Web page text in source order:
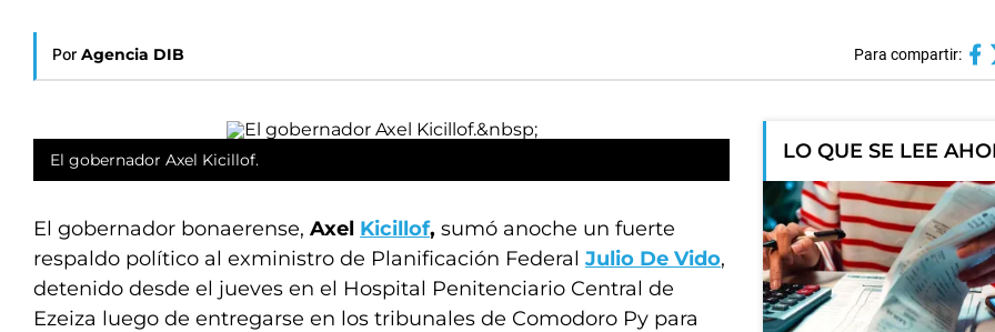
Por Agencia DIB Para compartir:
El gobernador Axel Kicillof.
El gobernador bonaerense, Axel Kicillof, sumó anoche un fuerte
respaldo político al exministro de Planificación Federal Julio De Vido,
detenido desde el jueves en el Hospital Penitenciario Central de
Ezeiza luego de entregarse en los tribunales de Comodoro Py para
LO QUE SE LEE